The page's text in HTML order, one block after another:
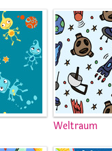
Weltraum